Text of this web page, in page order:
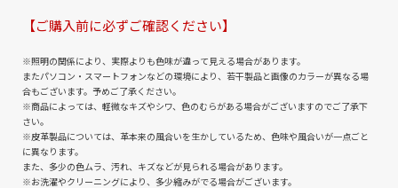
【ご購入前に必ずご確認ください】
※照明の関係により、実際よりも色味が違って見える場合があります。
またパソコン・スマートフォンなどの環境により、若干製品と画像のカラーが異なる場
合もございます。予めご了承ください。
※商品によっては、軽微なキズやシワ、色のむらがある場合がございますのでご了承下
さい。
※皮革製品については、革本来の風合いを生かしているため、色味や風合いが一点ごと
に異なります。
また、多少の色ムラ、汚れ、キズなどが見られる場合があります。
※お洗濯やクリーニングにより、多少縮みがでる場合がございます。